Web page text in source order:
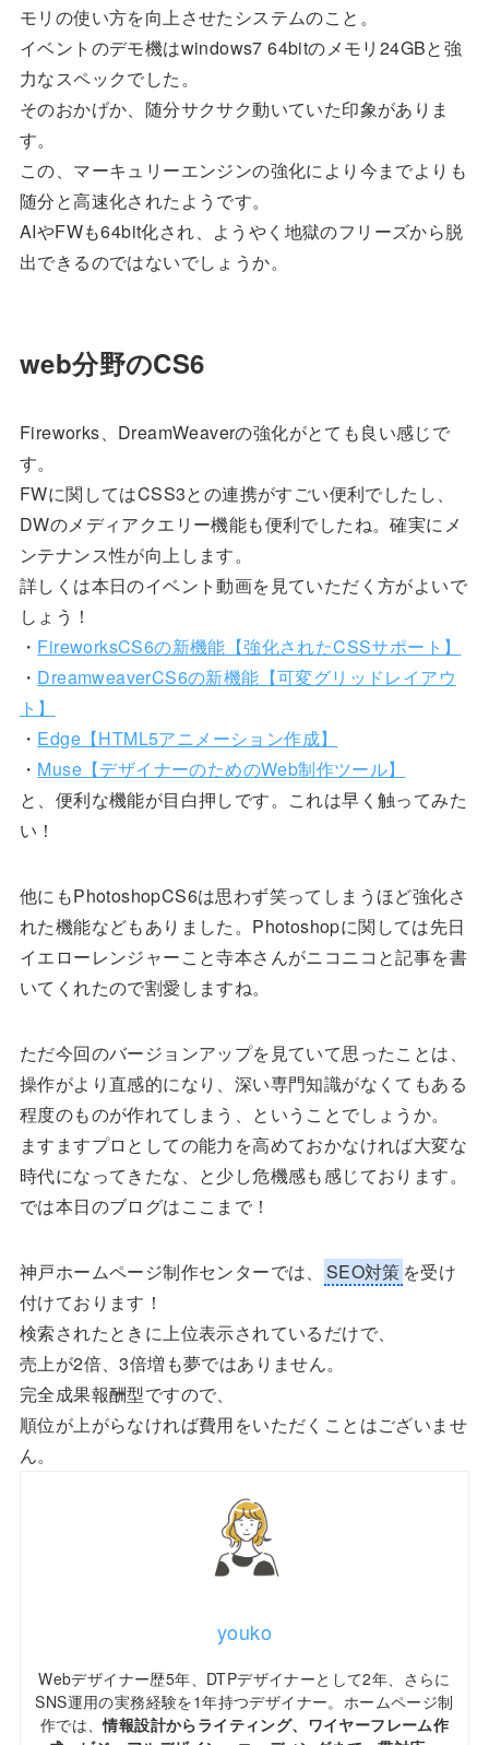
モリの使い方を向上させたシステムのこと。
イベントのデモ機はwindows7 64bitのメモリ24GBと強
力なスペックでした。
そのおかげか、随分サクサク動いていた印象がありま
す。
この、マーキュリーエンジンの強化により今までよりも
随分と高速化されたようです。
AIやFWも64bit化され、ようやく地獄のフリーズから脱
出できるのではないでしょうか。
web分野のCS6
Fireworks、DreamWeaverの強化がとても良い感じで
す。
FWに関してはCSS3との連携がすごい便利でしたし、
DWのメディアクエリー機能も便利でしたね。確実にメ
ンテナンス性が向上します。
詳しくは本日のイベント動画を見ていただく方がよいで
しょう！
・ FireworksCS6の新機能【強化されたCSSサポート】
・ DreamweaverCS6の新機能【可変グリッドレイアウ
ト】
・ Edge【HTML5アニメーション作成】
・ Muse【デザイナーのためのWeb制作ツール】
と、便利な機能が目白押しです。これは早く触ってみた
い！
他にもPhotoshopCS6は思わず笑ってしまうほど強化さ
れた機能などもありました。Photoshopに関しては先日
イエローレンジャーこと寺本さんがニコニコと記事を書
いてくれたので割愛しますね。
ただ今回のバージョンアップを見ていて思ったことは、
操作がより直感的になり、深い専門知識がなくてもある
程度のものが作れてしまう、ということでしょうか。
ますますプロとしての能力を高めておかなければ大変な
時代になってきたな、と少し危機感も感じております。
では本日のブログはここまで！
神戸ホームページ制作センターでは、 SEO対策 を受け
付けております！
検索されたときに上位表示されているだけで、
売上が2倍、3倍増も夢ではありません。
完全成果報酬型ですので、
順位が上がらなければ費用をいただくことはございませ
ん。
youko
Webデザイナー歴5年、DTPデザイナーとして2年、さらに
SNS運用の実務経験を1年持つデザイナー。ホームページ制
作では、情報設計からライティング、ワイヤーフレーム作